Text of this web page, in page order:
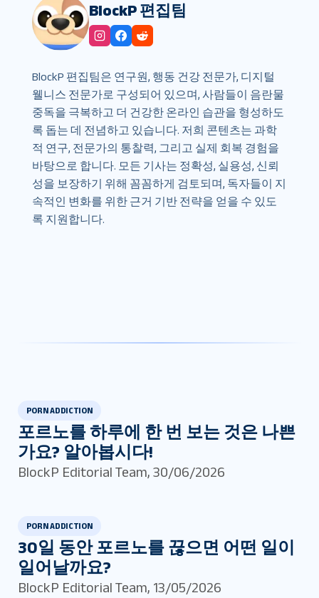
BlockP 편집팀
BlockP 편집팀은 연구원, 행동 건강 전문가, 디지털
웰니스 전문가로 구성되어 있으며, 사람들이 음란물
중독을 극복하고 더 건강한 온라인 습관을 형성하도
록 돕는 데 전념하고 있습니다. 저희 콘텐츠는 과학
적 연구, 전문가의 통찰력, 그리고 실제 회복 경험을
바탕으로 합니다. 모든 기사는 정확성, 실용성, 신뢰
성을 보장하기 위해 꼼꼼하게 검토되며, 독자들이 지
속적인 변화를 위한 근거 기반 전략을 얻을 수 있도
록 지원합니다.
PORN ADDICTION
포르노를 하루에 한 번 보는 것은 나쁜
가요? 알아봅시다!
BlockP Editorial Team, 30/06/2026
PORN ADDICTION
30일 동안 포르노를 끊으면 어떤 일이
일어날까요?
BlockP Editorial Team, 13/05/2026